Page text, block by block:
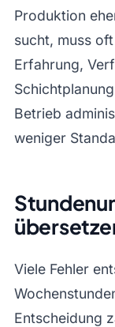
Produktion
sucht, muss
Erfahrung,
Betrieb
weniger
Viele Fehler
Entscheidung